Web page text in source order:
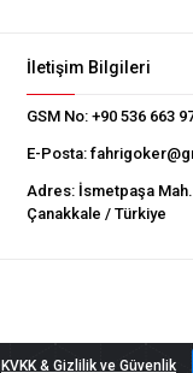
İletişim Bilgileri
GSM No: +90 536 663
E-Posta:
Adres: İsmetpaşa
Çanakkale / Türkiye
KVKK & Gizlilik ve Güvenlik